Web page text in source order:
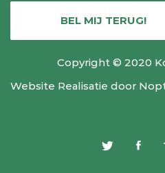
BEL MIJ TERUG!
Copyright © 2020
Website Realisatie door